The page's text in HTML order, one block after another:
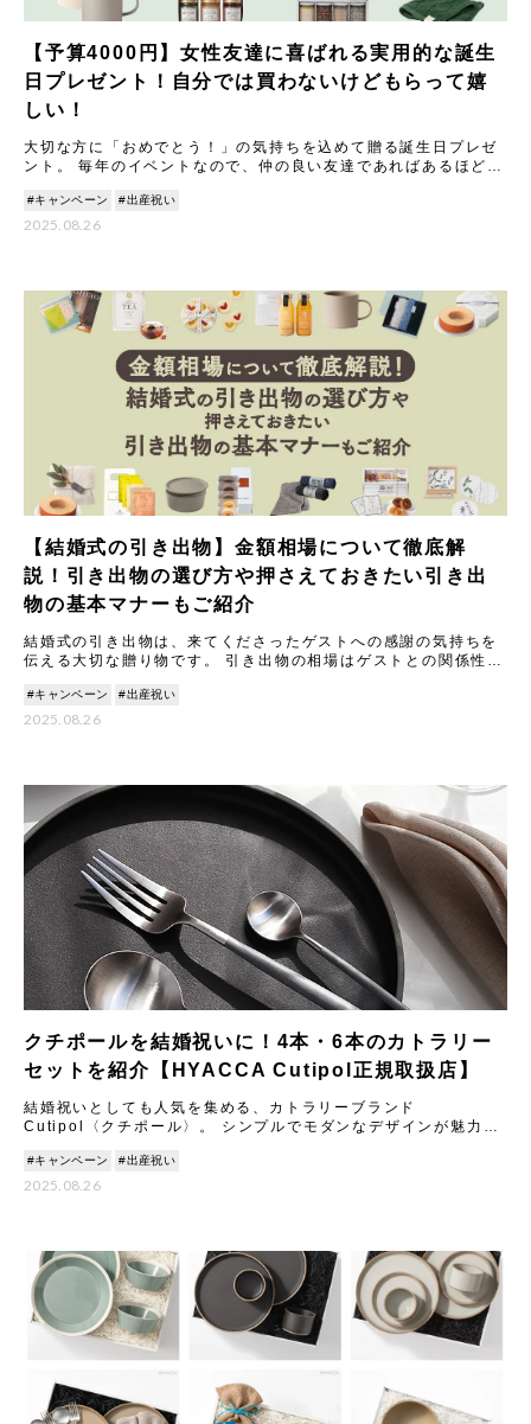
【予算4000円】女性友達に喜ばれる実用的な誕生
日プレゼント！自分では買わないけどもらって嬉
しい！
大切な方に「おめでとう！」の気持ちを込めて贈る誕生日プレゼ
ント。 毎年のイベントなので、仲の良い友達であればあるほど
はない
#キャンペーン #出産祝い
2025.08.26
【結婚式の引き出物】金額相場について徹底解
説！引き出物の選び方や押さえておきたい引き出
物の基本マナーもご紹介
結婚式の引き出物は、来てくださったゲストへの感謝の気持ちを
伝える大切な贈り物です。 引き出物の相場はゲストとの関係性に
物の
#キャンペーン #出産祝い
2025.08.26
クチポールを結婚祝いに！4本・6本のカトラリー
セットを紹介【HYACCA Cutipol正規取扱店】
結婚祝いとしても人気を集める、カトラリーブランド
Cutipol〈クチポール〉。 シンプルでモダンなデザインが魅力の
も話
#キャンペーン #出産祝い
2025.08.26